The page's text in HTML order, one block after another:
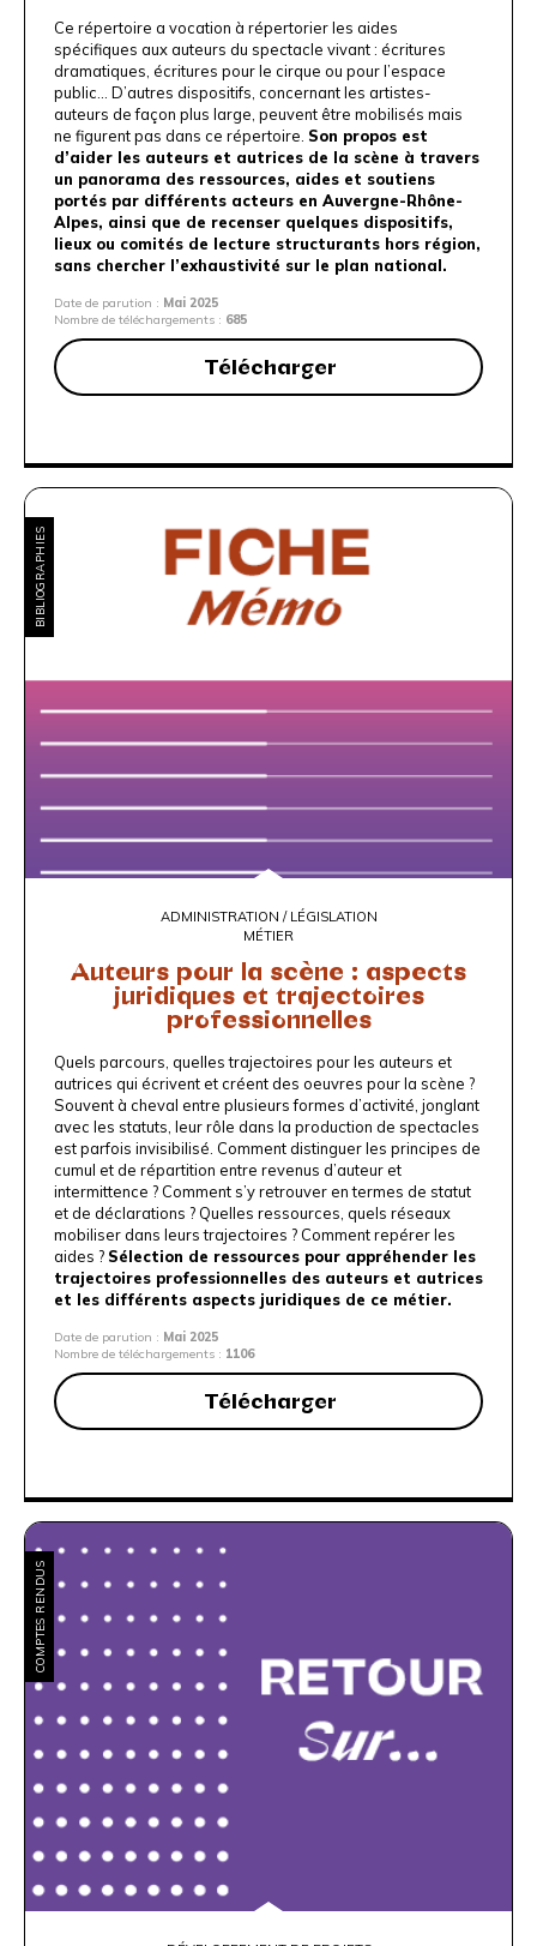
Ce répertoire a vocation à répertorier les aides
spécifiques aux auteurs du spectacle vivant : écritures
dramatiques, écritures pour le cirque ou pour l’espace
public… D’autres dispositifs, concernant les artistes-
auteurs de façon plus large, peuvent être mobilisés mais
ne figurent pas dans ce répertoire. Son propos est
d’aider les auteurs et autrices de la scène à travers
un panorama des ressources, aides et soutiens
portés par différents acteurs en Auvergne-Rhône-
Alpes, ainsi que de recenser quelques dispositifs,
lieux ou comités de lecture structurants hors région,
sans chercher l’exhaustivité sur le plan national.
Date de parution : Mai 2025
Nombre de téléchargements : 685
Télécharger
BIBLIOGRAPHIES
ADMINISTRATION / LÉGISLATION
MÉTIER
Auteurs pour la scène : aspects
juridiques et trajectoires
professionnelles
Quels parcours, quelles trajectoires pour les auteurs et
autrices qui écrivent et créent des oeuvres pour la scène ?
Souvent à cheval entre plusieurs formes d’activité, jonglant
avec les statuts, leur rôle dans la production de spectacles
est parfois invisibilisé. Comment distinguer les principes de
cumul et de répartition entre revenus d’auteur et
intermittence ? Comment s’y retrouver en termes de statut
et de déclarations ? Quelles ressources, quels réseaux
mobiliser dans leurs trajectoires ? Comment repérer les
aides ? Sélection de ressources pour appréhender les
trajectoires professionnelles des auteurs et autrices
et les différents aspects juridiques de ce métier.
Date de parution : Mai 2025
Nombre de téléchargements : 1106
Télécharger
COMPTES RENDUS